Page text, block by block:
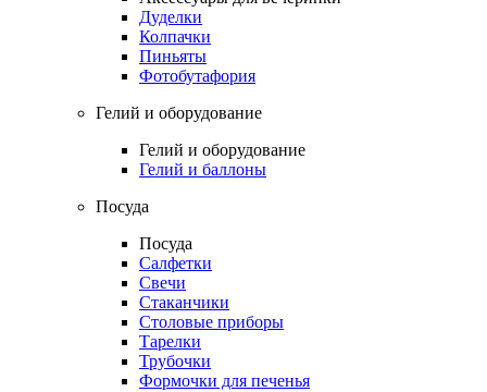
Дуделки
Колпачки
Пиньяты
Фотобутафория
Гелий и оборудование
Гелий и оборудование
Гелий и баллоны
Посуда
Посуда
Салфетки
Свечи
Стаканчики
Столовые приборы
Тарелки
Трубочки
Формочки для печенья